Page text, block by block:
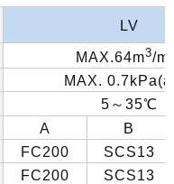
LV
MAX.64m3/
MAX.
5 ～ 35℃
A B
FC200
SCS13
FC200
SCS13